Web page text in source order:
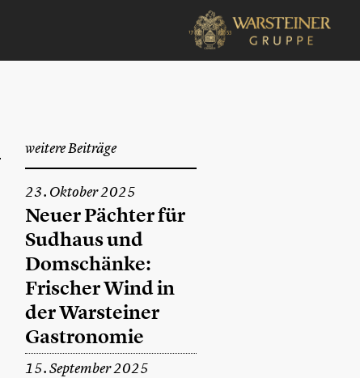
weitere Beiträge
23. Oktober 2025
Neuer Pächter für
Sudhaus und
Domschänke:
Frischer Wind in
der Warsteiner
Gastronomie
15. September 2025